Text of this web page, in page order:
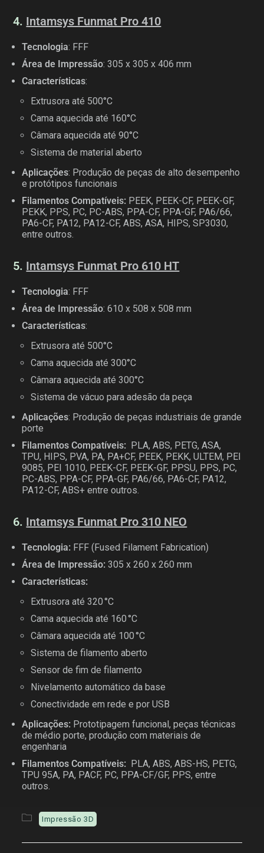
4. Intamsys Funmat Pro 410
Tecnologia: FFF
Área de Impressão: 305 x 305 x 406 mm
Características:
Extrusora até 500°C
Cama aquecida até 160°C
Câmara aquecida até 90°C
Sistema de material aberto
Aplicações: Produção de peças de alto desempenho
e protótipos funcionais
Filamentos Compatíveis: PEEK, PEEK-CF, PEEK-GF,
PEKK, PPS, PC, PC-ABS, PPA-CF, PPA-GF, PA6/66,
PA6-CF, PA12, PA12-CF, ABS, ASA, HIPS, SP3030,
entre outros.
5. Intamsys Funmat Pro 610 HT
Tecnologia: FFF
Área de Impressão: 610 x 508 x 508 mm
Características:
Extrusora até 500°C
Cama aquecida até 300°C
Câmara aquecida até 300°C
Sistema de vácuo para adesão da peça
Aplicações: Produção de peças industriais de grande
porte
Filamentos Compatíveis: PLA, ABS, PETG, ASA,
TPU, HIPS, PVA, PA, PA+CF, PEEK, PEKK, ULTEM, PEI
9085, PEI 1010, PEEK-CF, PEEK-GF, PPSU, PPS, PC,
PC-ABS, PPA-CF, PPA-GF, PA6/66, PA6-CF, PA12,
PA12-CF, ABS+ entre outros.
6. Intamsys Funmat Pro 310 NEO
Tecnologia: FFF (Fused Filament Fabrication)
Área de Impressão: 305 x 260 x 260 mm
Características:
Extrusora até 320 °C
Cama aquecida até 160 °C
Câmara aquecida até 100 °C
Sistema de filamento aberto
Sensor de fim de filamento
Nivelamento automático da base
Conectividade em rede e por USB
Aplicações: Prototipagem funcional, peças técnicas
de médio porte, produção com materiais de
engenharia
Filamentos Compatíveis: PLA, ABS, ABS-HS, PETG,
TPU 95A, PA, PACF, PC, PPA-CF/GF, PPS, entre
outros.
Impressão 3D